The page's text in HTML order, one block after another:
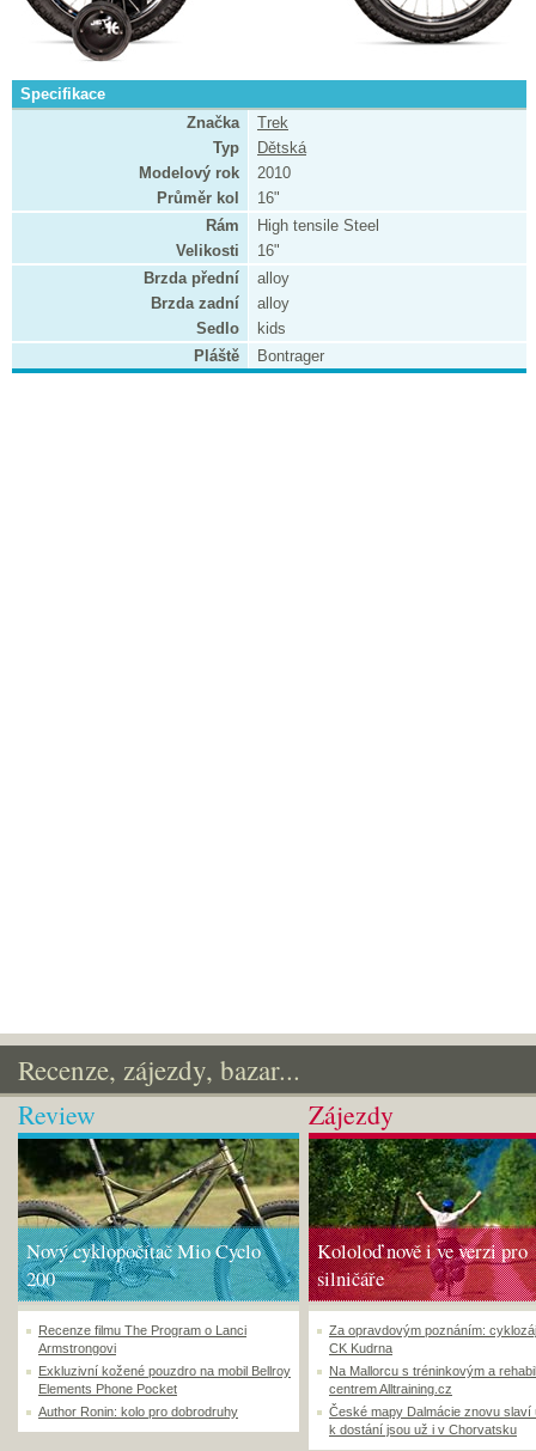
Specifikace
Značka
Trek
Typ
Dětská
Modelový rok
2010
Průměr kol
16"
Rám
High tensile Steel
Velikosti
16"
Brzda přední
alloy
Brzda zadní
alloy
Sedlo
kids
Pláště
Bontrager
Recenze, zájezdy, bazar...
Review
Nový cyklopočítač Mio Cyclo
200
Recenze filmu The Program o Lanci
Armstrongovi
Exkluzivní kožené pouzdro na mobil Bellroy
Elements Phone Pocket
Author Ronin: kolo pro dobrodruhy
Zájezdy
Kololoď nově i ve verzi pro
silničáře
Za opravdovým poznáním:
CK Kudrna
Na Mallorcu s tréninkovým a
centrem Alltraining.cz
České mapy Dalmácie znovu slaví
k dostání jsou už i v Chorvatsku